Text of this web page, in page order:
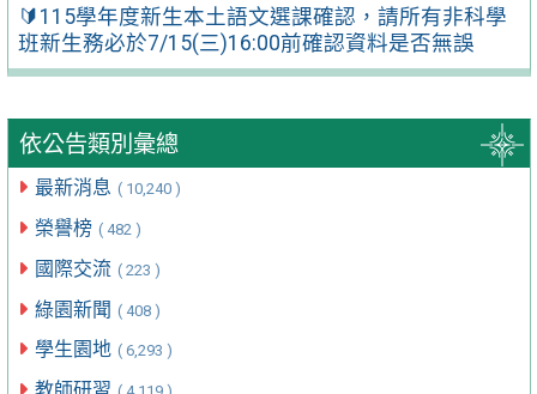
🔰115學年度新生本土語文選課確認，請所有非科學
班新生務必於7/15(三)16:00前確認資料是否無誤
依公告類別彙總
最新消息 ( 10,240 )
榮譽榜 ( 482 )
國際交流 ( 223 )
綠園新聞 ( 408 )
學生園地 ( 6,293 )